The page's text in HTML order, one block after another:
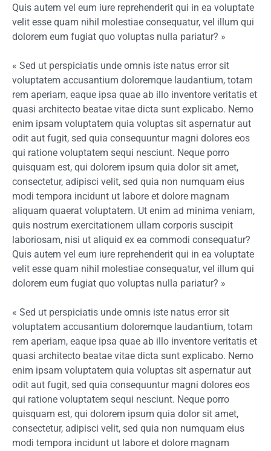
Quis autem vel eum iure reprehenderit qui in ea voluptate
velit esse quam nihil molestiae consequatur, vel illum qui
dolorem eum fugiat quo voluptas nulla pariatur? »
« Sed ut perspiciatis unde omnis iste natus error sit
voluptatem accusantium doloremque laudantium, totam
rem aperiam, eaque ipsa quae ab illo inventore veritatis et
quasi architecto beatae vitae dicta sunt explicabo. Nemo
enim ipsam voluptatem quia voluptas sit aspernatur aut
odit aut fugit, sed quia consequuntur magni dolores eos
qui ratione voluptatem sequi nesciunt. Neque porro
quisquam est, qui dolorem ipsum quia dolor sit amet,
consectetur, adipisci velit, sed quia non numquam eius
modi tempora incidunt ut labore et dolore magnam
aliquam quaerat voluptatem. Ut enim ad minima veniam,
quis nostrum exercitationem ullam corporis suscipit
laboriosam, nisi ut aliquid ex ea commodi consequatur?
Quis autem vel eum iure reprehenderit qui in ea voluptate
velit esse quam nihil molestiae consequatur, vel illum qui
dolorem eum fugiat quo voluptas nulla pariatur? »
« Sed ut perspiciatis unde omnis iste natus error sit
voluptatem accusantium doloremque laudantium, totam
rem aperiam, eaque ipsa quae ab illo inventore veritatis et
quasi architecto beatae vitae dicta sunt explicabo. Nemo
enim ipsam voluptatem quia voluptas sit aspernatur aut
odit aut fugit, sed quia consequuntur magni dolores eos
qui ratione voluptatem sequi nesciunt. Neque porro
quisquam est, qui dolorem ipsum quia dolor sit amet,
consectetur, adipisci velit, sed quia non numquam eius
modi tempora incidunt ut labore et dolore magnam